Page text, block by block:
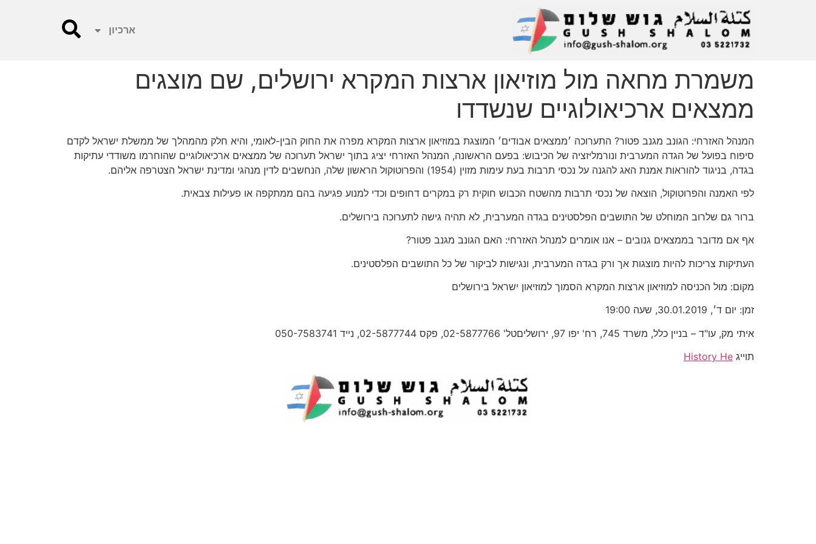
ארכיון
משמרת מחאה מול מוזיאון ארצות המקרא ירושלים, שם מוצגים
ממצאים ארכיאולוגיים שנשדדו ‬
המנהל האזרחי: הגונב מגנב פטור? התערוכה ׳ממצאים אבודים׳ המוצגת במוזיאון ארצות המקרא מפרה את החוק הבין-לאומי, והיא חלק מהמהלך של ממשלת ישראל לקדם
סיפוח בפועל של הגדה המערבית ונורמליזציה של הכיבוש: בפעם הראשונה, המנהל האזרחי יציג בתוך ישראל תערוכה של ממצאים ארכיאולוגיים שהוחרמו משודדי עתיקות
בגדה, בניגוד להוראות אמנת האג להגנה על נכסי תרבות בעת עימות מזוין (1954) והפרוטוקול הראשון שלה, הנחשבים לדין מנהגי ומדינת ישראל הצטרפה אליהם.
לפי האמנה והפרוטוקול, הוצאה של נכסי תרבות מהשטח הכבוש חוקית רק במקרים דחופים וכדי למנוע פגיעה בהם ממתקפה או פעילות צבאית.
ברור גם שלרוב המוחלט של התושבים הפלסטינים בגדה המערבית, לא תהיה גישה לתערוכה בירושלים.
אף אם מדובר בממצאים גנובים – אנו אומרים למנהל האזרחי: האם הגונב מגנב פטור?
העתיקות צריכות להיות מוצגות אך ורק בגדה המערבית, ונגישות לביקור של כל התושבים הפלסטינים.
מקום: מול הכניסה למוזיאון ארצות המקרא הסמוך למוזיאון ישראל בירושלים
זמן: יום ד׳, 30.01.2019, שעה 19:00
איתי מק, עו"ד – בניין כלל, משרד 745, רח' יפו 97, ירושליםטל' 02-5877766, פקס 02-5877744, נייד 050-7583741
תוייג History He